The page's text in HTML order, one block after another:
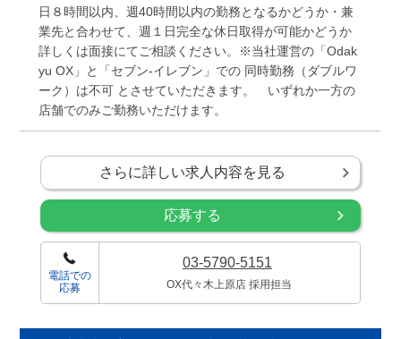
日８時間以内、週40時間以内の勤務となるかどうか・兼
業先と合わせて、週１日完全な休日取得が可能かどうか
詳しくは面接にてご相談ください。※当社運営の「Odak
yu OX」と「セブン-イレブン」での 同時勤務（ダブルワ
ーク）は不可 とさせていただきます。 いずれか一方の
店舗でのみご勤務いただけます。
さらに詳しい求人内容を見る
応募する
電話での
応募
03-5790-5151
OX代々木上原店 採用担当